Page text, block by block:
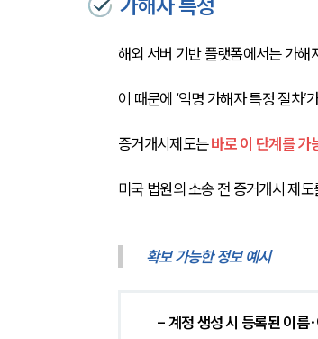
가해자 특정
해외 서버 기반 플랫폼에서는 가해
이 때문에 ‘익명 가해자 특정 절차’
증거개시제도는 바로 이 단계를 가
미국 법원의 소송 전 증거개시 제
확보 가능한 정보 예시
- 계정 생성 시 등록된 이름